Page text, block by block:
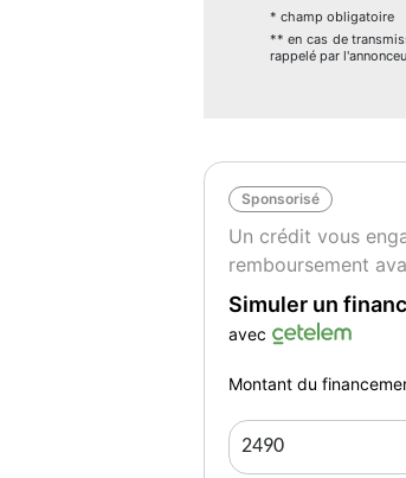
* champ obligatoire
** en cas de
rappelé par
Sponsorisé
Un crédit vous
remboursement
Simuler un
avec
Montant du